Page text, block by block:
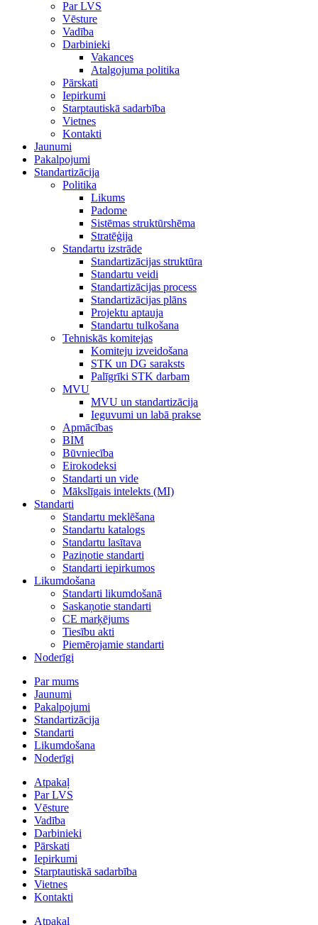
Par LVS
Vēsture
Vadība
Darbinieki
Vakances
Atalgojuma politika
Pārskati
Iepirkumi
Starptautiskā sadarbība
Vietnes
Kontakti
Jaunumi
Pakalpojumi
Standartizācija
Politika
Likums
Padome
Sistēmas struktūrshēma
Stratēģija
Standartu izstrāde
Standartizācijas struktūra
Standartu veidi
Standartizācijas process
Standartizācijas plāns
Projektu aptauja
Standartu tulkošana
Tehniskās komitejas
Komiteju izveidošana
STK un DG saraksts
Palīgrīki STK darbam
MVU
MVU un standartizācija
Ieguvumi un labā prakse
Apmācības
BIM
Būvniecība
Eirokodeksi
Standarti un vide
Mākslīgais intelekts (MI)
Standarti
Standartu meklēšana
Standartu katalogs
Standartu lasītava
Paziņotie standarti
Standarti iepirkumos
Likumdošana
Standarti likumdošanā
Saskaņotie standarti
CE marķējums
Tiesību akti
Piemērojamie standarti
Noderīgi
Par mums
Jaunumi
Pakalpojumi
Standartizācija
Standarti
Likumdošana
Noderīgi
Atpakaļ
Par LVS
Vēsture
Vadība
Darbinieki
Pārskati
Iepirkumi
Starptautiskā sadarbība
Vietnes
Kontakti
Atpakaļ